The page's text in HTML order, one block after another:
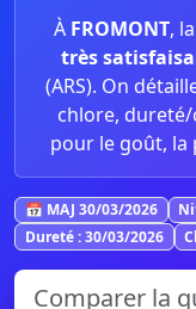
À FROMONT, la
très
(ARS). On
chlore, dureté/
pour le goût, la
📅 MAJ 30/03/2026
Dureté : 30/03/2026